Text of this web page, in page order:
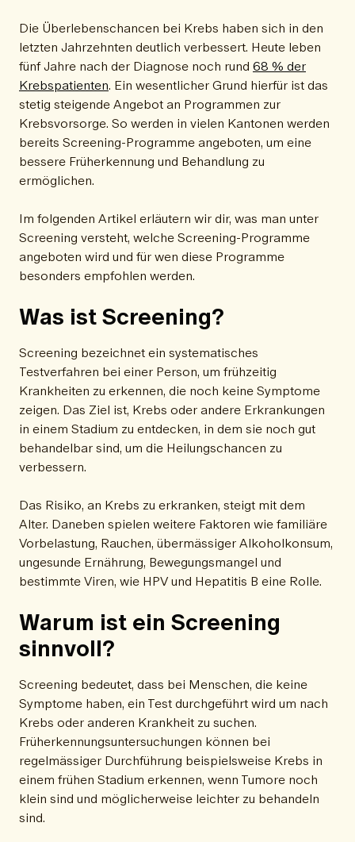
Die Überlebenschancen bei Krebs haben sich in den
letzten Jahrzehnten deutlich verbessert. Heute leben
fünf Jahre nach der Diagnose noch rund 68 % der
Krebspatienten. Ein wesentlicher Grund hierfür ist das
stetig steigende Angebot an Programmen zur
Krebsvorsorge. So werden in vielen Kantonen werden
bereits Screening-Programme angeboten, um eine
bessere Früherkennung und Behandlung zu
ermöglichen.
Im folgenden Artikel erläutern wir dir, was man unter
Screening versteht, welche Screening-Programme
angeboten wird und für wen diese Programme
besonders empfohlen werden.
Was ist Screening?
Screening bezeichnet ein systematisches
Testverfahren bei einer Person, um frühzeitig
Krankheiten zu erkennen, die noch keine Symptome
zeigen. Das Ziel ist, Krebs oder andere Erkrankungen
in einem Stadium zu entdecken, in dem sie noch gut
behandelbar sind, um die Heilungschancen zu
verbessern.
Das Risiko, an Krebs zu erkranken, steigt mit dem
Alter. Daneben spielen weitere Faktoren wie familiäre
Vorbelastung, Rauchen, übermässiger Alkoholkonsum,
ungesunde Ernährung, Bewegungsmangel und
bestimmte Viren, wie HPV und Hepatitis B eine Rolle.
Warum ist ein Screening
sinnvoll?
Screening bedeutet, dass bei Menschen, die keine
Symptome haben, ein Test durchgeführt wird um nach
Krebs oder anderen Krankheit zu suchen.
Früherkennungsuntersuchungen können bei
regelmässiger Durchführung beispielsweise Krebs in
einem frühen Stadium erkennen, wenn Tumore noch
klein sind und möglicherweise leichter zu behandeln
sind.